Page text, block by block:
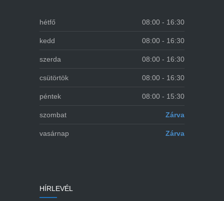
hétfő 08:00 - 16:30
kedd 08:00 - 16:30
szerda 08:00 - 16:30
csütörtök 08:00 - 16:30
péntek 08:00 - 15:30
szombat Zárva
vasárnap Zárva
HÍRLEVÉL